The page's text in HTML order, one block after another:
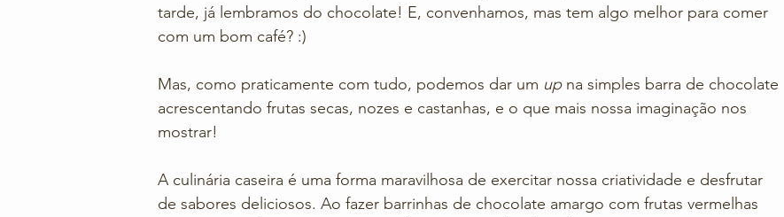
tarde, já lembramos do chocolate! E, convenhamos, mas tem algo melhor para comer
com um bom café? :)
Mas, como praticamente com tudo, podemos dar um up na simples barra de chocolate
acrescentando frutas secas, nozes e castanhas, e o que mais nossa imaginação nos
mostrar!
A culinária caseira é uma forma maravilhosa de exercitar nossa criatividade e desfrutar
de sabores deliciosos. Ao fazer barrinhas de chocolate amargo com frutas vermelhas